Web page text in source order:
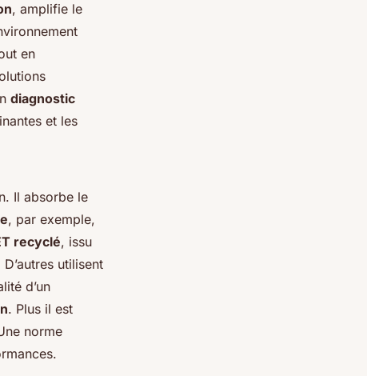
, amplifie le
en
diagnostic
et les
Il absorbe le
, par exemple,
recyclé, issu
utilisent
d’un
. Plus il est
norme